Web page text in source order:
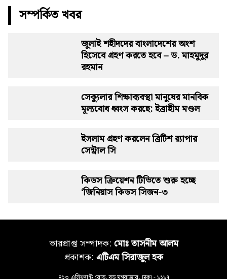
সম্পর্কিত খবর
জুলাই শহীদদের বাংলাদেশের অংশ
হিসেবে গ্রহণ করতে হবে – ড. মাহমুদুর
রহমান
সেক্যুলার শিক্ষাব্যবস্থা মানুষের মানবিক
মূল্যবোধ ধ্বংস করছে: ইব্রাহীম মণ্ডল
ইসলাম গ্রহণ করলেন ব্রিটিশ র‍্যাপার
সেন্ট্রাল সি
কিডস ক্রিয়েশন টিভিতে শুরু হচ্ছে
‘জিনিয়াস কিডস সিজন-৩
ভারপ্রাপ্ত সম্পাদক: মোঃ তাসনীম আলম
প্রকাশক: এটিএম সিরাজুল হক